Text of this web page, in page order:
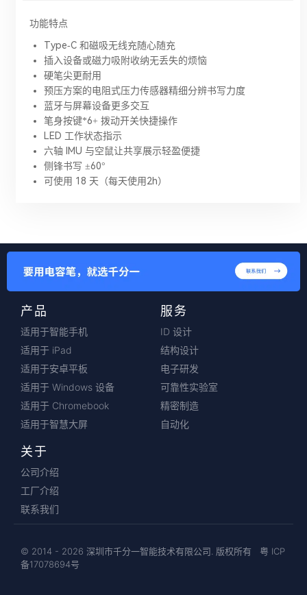
功能特点
Type-C 和磁吸无线充随心随充
插入设备或磁力吸附收纳无丢失的烦恼
硬笔尖更耐用
预压方案的电阻式压力传感器精细分辨书写力度
蓝牙与屏幕设备更多交互
笔身按键*6+ 拨动开关快捷操作
LED 工作状态指示
六轴 IMU 与空鼠让共享展示轻盈便捷
侧锋书写 ±60°
可使用 18 天（每天使用2h）
产品
适用于智能手机
适用于 iPad
适用于安卓平板
适用于 Windows 设备
适用于 Chromebook
适用于智慧大屏
服务
ID 设计
结构设计
电子研发
可靠性实验室
精密制造
自动化
关于
公司介绍
工厂介绍
联系我们
© 2014 - 2026 深圳市千分一智能技术有限公司. 版权所有 粤 ICP
备17078694号